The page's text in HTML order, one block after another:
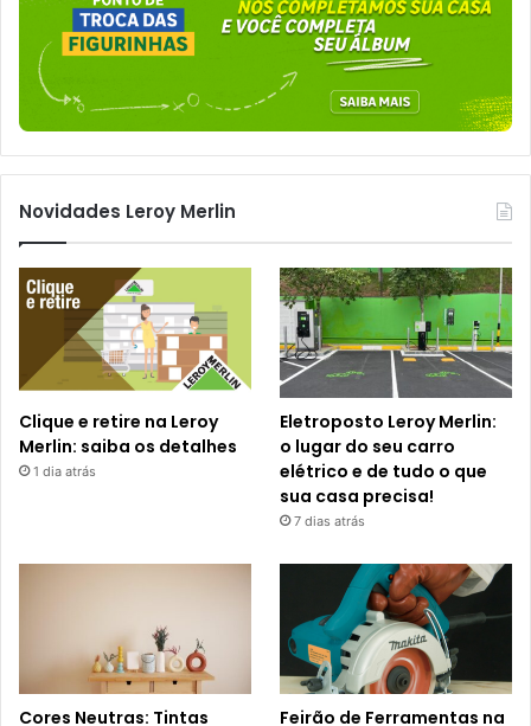
Novidades Leroy Merlin
Clique e retire na Leroy
Merlin: saiba os detalhes
1 dia atrás
Eletroposto Leroy Merlin:
o lugar do seu carro
elétrico e de tudo o que
sua casa precisa!
7 dias atrás
Cores Neutras: Tintas
Feirão de Ferramentas na